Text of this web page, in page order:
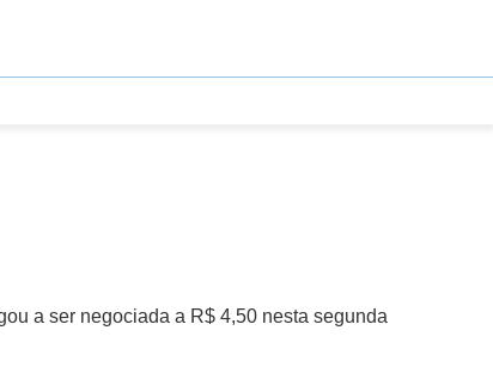
a ser negociada a R$ 4,50 nesta segunda